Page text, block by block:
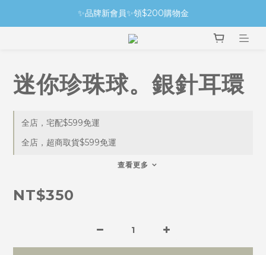
✨品牌新會員✨領$200購物金
迷你珍珠球。銀針耳環
全店，宅配$599免運
全店，超商取貨$599免運
查看更多
NT$350